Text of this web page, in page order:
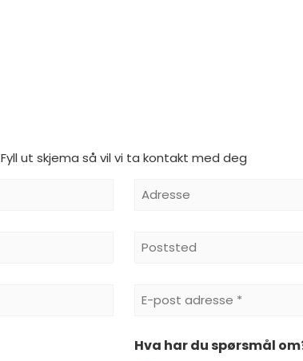
Fyll ut skjema så vil vi ta kontakt med deg
Adresse
Poststed
E-
*
Hva har du spørsmål